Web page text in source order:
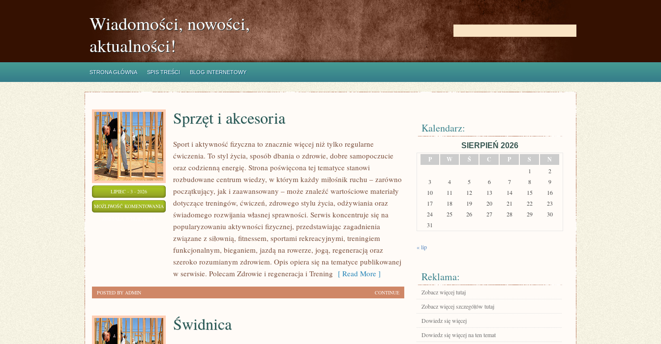
Wiadomości, nowości,
aktualności!
STRONA GŁÓWNA SPIS TREŚCI BLOG INTERNETOWY
LIPIEC - 3 - 2026
MOŻLIWOŚĆ KOMENTOWANIA SPRZĘT
AKCESORIA
Sprzęt i akcesoria
Sport i aktywność fizyczna to znacznie więcej niż tylko regularne
ćwiczenia. To styl życia, sposób dbania o zdrowie, dobre samopoczucie
oraz codzienną energię. Strona poświęcona tej tematyce stanowi
rozbudowane centrum wiedzy, w którym każdy miłośnik ruchu – zarówno
początkujący, jak i zaawansowany – może znaleźć wartościowe materiały
dotyczące treningów, ćwiczeń, zdrowego stylu życia, odżywiania oraz
świadomego rozwijania własnej sprawności. Serwis koncentruje się na
popularyzowaniu aktywności fizycznej, przedstawiając zagadnienia
związane z siłownią, fitnessem, sportami rekreacyjnymi, treningiem
funkcjonalnym, bieganiem, jazdą na rowerze, jogą, regeneracją oraz
szeroko rozumianym zdrowiem. Opis opiera się na tematyce publikowanej
w serwisie. Polecam Zdrowie i regeneracja i Trening [ Read More ]
CONTINUE
POSTED BY ADMIN
Świdnica
Kalendarz:
SIERPIEŃ 2026
P
W Ś C P S N
1
2
3
4 5 6 7 8
9
10
11 12 13 14 15
16
17
18 19 20 21 22
23
24
25 26 27 28 29
30
31
« lip
Reklama:
Zobacz więcej tutaj
Zobacz więcej szczegółów tutaj
Dowiedz się więcej
Dowiedz się więcej na ten temat